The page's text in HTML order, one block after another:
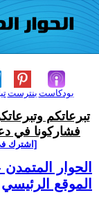
بنترست بودكاست
تبرعاتكم
فشاركونا في
[اشترك
الحوار
الموقع الرئيسي